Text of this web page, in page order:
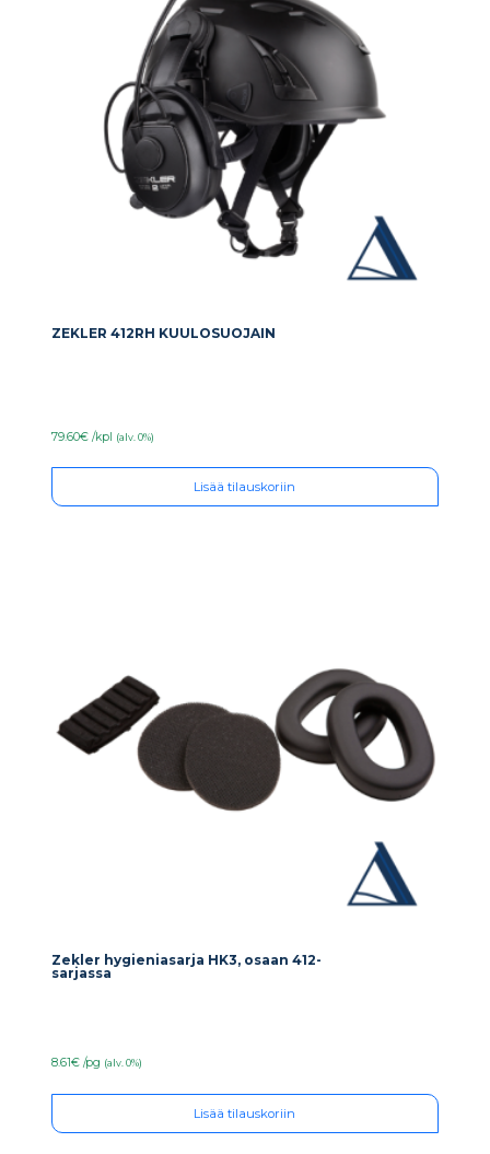
ZEKLER 412RH KUULOSUOJAIN
79.60€ /kpl (alv. 0%)
Lisää tilauskoriin
Zekler hygieniasarja HK3, osaan 412-
sarjassa
8.61€ /pg (alv. 0%)
Lisää tilauskoriin